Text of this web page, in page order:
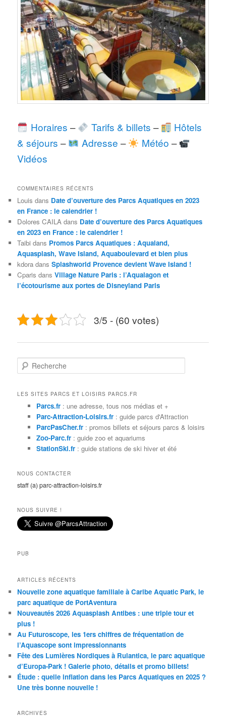
Horaires – Tarifs & billets –
Hôtels
& séjours – Adresse – Météo –
Vidéos
COMMENTAIRES RÉCENTS
Louis dans Date d’ouverture des Parcs Aquatiques en 2023
en France : le calendrier !
Dolores CAILA dans Date d’ouverture des Parcs Aquatiques
en 2023 en France : le calendrier !
Taibi dans Promos Parcs Aquatiques : Aqualand,
Aquasplash, Wave Island, Aquaboulevard et bien plus
kdora dansSplashworld Provence devient Wave Island !
Cparis dansVillage Nature Paris : l’Aqualagon et
l’écotourisme aux portes de Disneyland Paris
3/5 - (60 votes)
e
hLES SITES PARCS ET LOISIRS PARCS.FR
Parcs.fr: une adresse, tous nos médias et +
Parc-Attraction-Loisirs.fr: guide parcs d'Attraction
ParcPasCher.fr: promos billets et séjours parcs & loisirs
Zoo-Parc.fr: guide zoo et aquariums
StationSki.fr: guide stations de ski hiver et été
NOUS CONTACTER
staff (a) parc-attraction-loisirs.fr
NOUS SUIVRE !
PUB
ARTICLES RÉCENTS
Nouvelle zone aquatique familiale à Caribe Aquatic Park, le
parc aquatique de PortAventura
Nouveautés 2026 Aquasplash Antibes : une triple tour et
plus !
Au Futuroscope, les 1ers chiffres de fréquentation de
l’Aquascope sont impressionnants
Fête des Lumières Nordiques à Rulantica, le parc aquatique
d’Europa-Park ! Galerie photo, détails et promo billets!
Étude : quelle inflation dans les Parcs Aquatiques en 2025 ?
Une très bonne nouvelle !
ARCHIVES